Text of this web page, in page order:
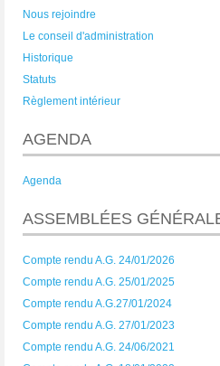
Nous rejoindre
Le conseil d'administration
Historique
Statuts
Règlement intérieur
AGENDA
Agenda
ASSEMBLÉES
Compte rendu A.G. 24/01/2026
Compte rendu A.G. 25/01/2025
Compte rendu A.G.27/01/2024
Compte rendu A.G. 27/01/2023
Compte rendu A.G. 24/06/2021